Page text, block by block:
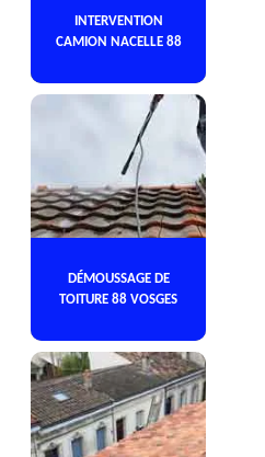
INTERVENTION
CAMION NACELLE 88
DÉMOUSSAGE DE
TOITURE 88 VOSGES